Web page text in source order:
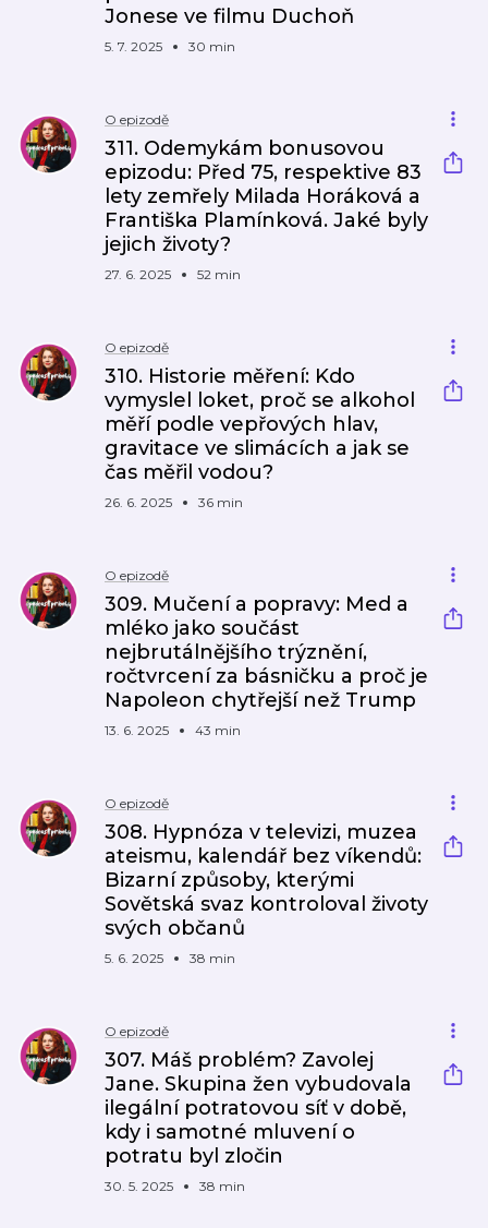
Jonese ve filmu Duchoň
5. 7. 2025 30 min
O epizodě
311. Odemykám bonusovou
epizodu: Před 75, respektive 83
lety zemřely Milada Horáková a
Františka Plamínková. Jaké byly
jejich životy?
27. 6. 2025 52 min
O epizodě
310. Historie měření: Kdo
vymyslel loket, proč se alkohol
měří podle vepřových hlav,
gravitace ve slimácích a jak se
čas měřil vodou?
26. 6. 2025 36 min
O epizodě
309. Mučení a popravy: Med a
mléko jako součást
nejbrutálnějšího trýznění,
ročtvrcení za básničku a proč je
Napoleon chytřejší než Trump
13. 6. 2025 43 min
O epizodě
308. Hypnóza v televizi, muzea
ateismu, kalendář bez víkendů:
Bizarní způsoby, kterými
Sovětská svaz kontroloval životy
svých občanů
5. 6. 2025 38 min
O epizodě
307. Máš problém? Zavolej
Jane. Skupina žen vybudovala
ilegální potratovou síť v době,
kdy i samotné mluvení o
potratu byl zločin
30. 5. 2025 38 min